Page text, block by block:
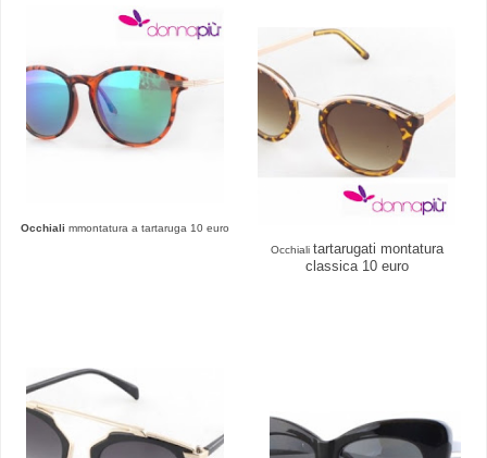
Occhiali mmontatura a tartaruga 10 euro
Occhiali tartarugati montatura
classica 10 euro